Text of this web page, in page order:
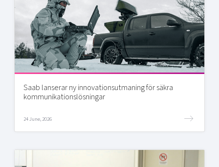
Saab lanserar ny innovationsutmaning för säkra
kommunikationslösningar
24 June, 2026